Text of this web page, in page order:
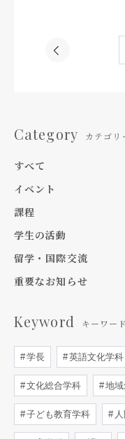
Category カテゴリ
すべて
イベント
課程
学生の活動
留学・国際交流
重要なお知らせ
Keyword キーワード
学長 英語文化学科
文化総合学科 地域
子ども教育学科 人